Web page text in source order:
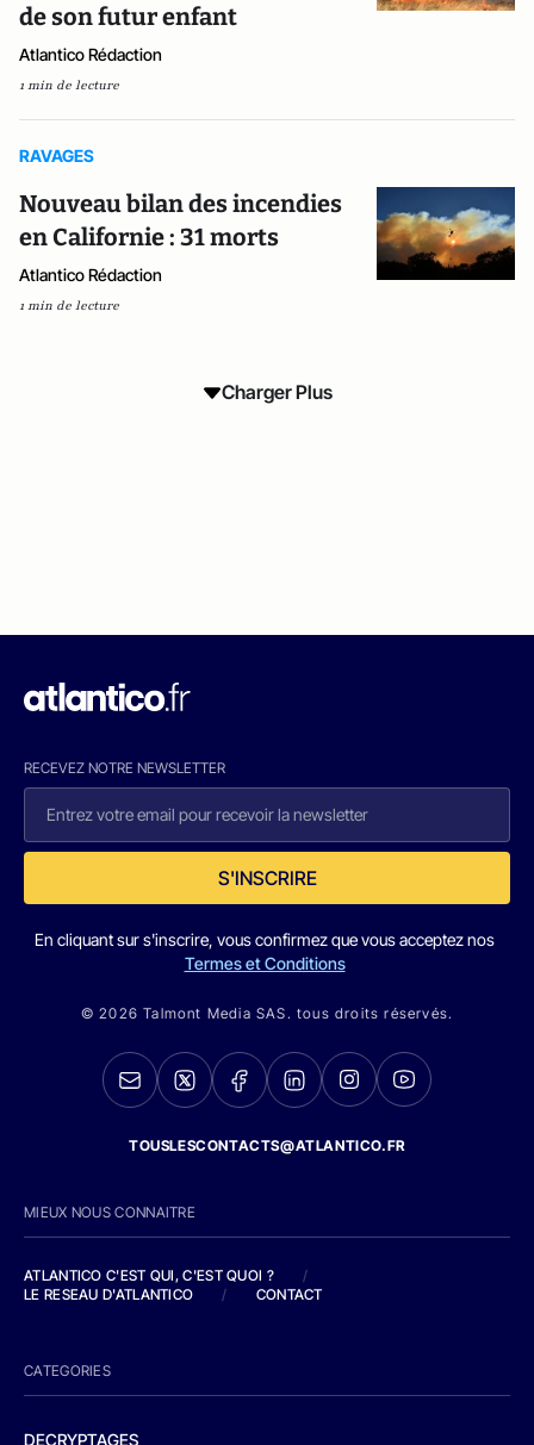
de son futur enfant
Atlantico Rédaction
1 min de lecture
RAVAGES
Nouveau bilan des incendies
en Californie : 31 morts
Atlantico Rédaction
1 min de lecture
Charger Plus
RECEVEZ NOTRE NEWSLETTER
S'INSCRIRE
En cliquant sur s'inscrire, vous confirmez que vous acceptez nos
Termes et Conditions
© 2026 Talmont Media SAS. tous droits réservés.
TOUSLESCONTACTS@ATLANTICO.FR
MIEUX NOUS CONNAITRE
ATLANTICO C'EST QUI, C'EST QUOI ?
/
LE RESEAU D'ATLANTICO
/ CONTACT
CATEGORIES
DECRYPTAGES